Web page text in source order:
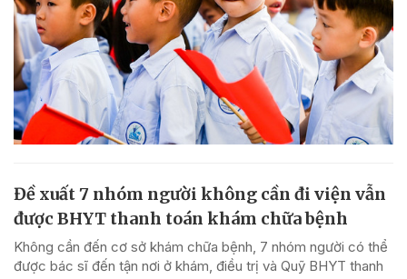
Đề xuất 7 nhóm người không cần đi viện vẫn
được BHYT thanh toán khám chữa bệnh
Không cần đến cơ sở khám chữa bệnh, 7 nhóm người có thể
được bác sĩ đến tận nơi ở khám, điều trị và Quỹ BHYT thanh